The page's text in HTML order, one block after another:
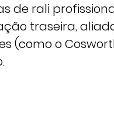
de rali
traseira,
(como o